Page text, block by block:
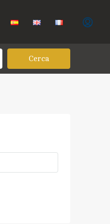
Cerca